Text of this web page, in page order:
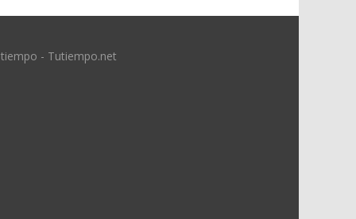
tiempo - Tutiempo.net